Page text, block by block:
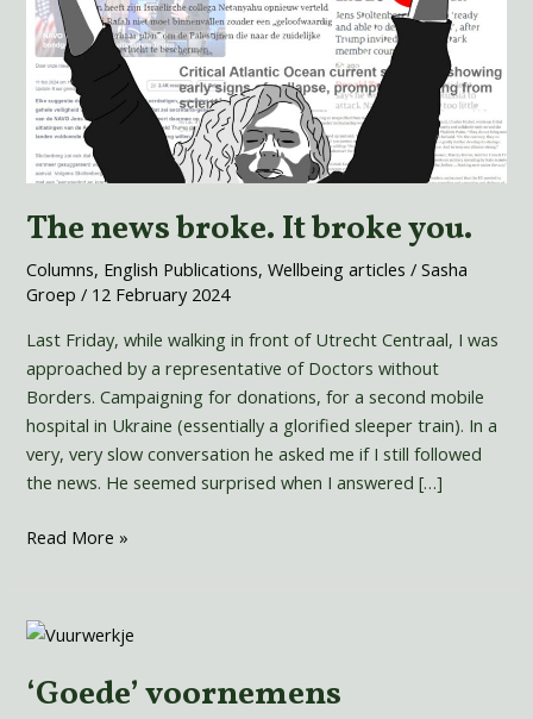
The news broke. It broke you.
Columns, English Publications,Wellbeing articles /Sasha
Groep/ 12 February 2024
Last Friday, while walking in front of Utrecht Centraal, I was
approached by a representative of Doctors without
Borders. Campaigning for donations, for a second mobile
hospital in Ukraine (essentially a glorified sleeper train). In a
very, very slow conversation he asked me if I still followed
the news. He seemed surprised when I answered […]
Read More »
‘Goede’ voornemens
‘Goede’